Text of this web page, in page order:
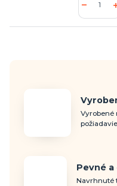
Vyrobené
Pevné
Navrhnuté